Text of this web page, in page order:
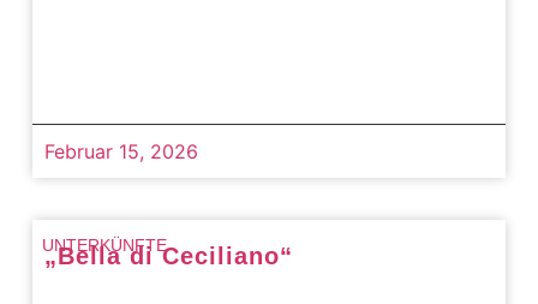
Februar 15, 2026
UNTERKÜNFTE
„Bella di Ceciliano“